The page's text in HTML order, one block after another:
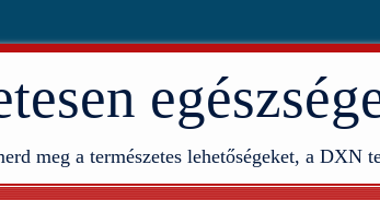
meg a természetes lehetőségeket, a DXN